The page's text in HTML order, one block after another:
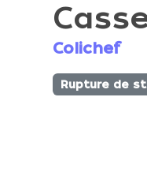
Colichef
Rupture de